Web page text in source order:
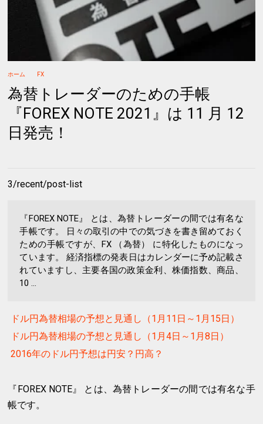
ホーム FX
為替トレーダーのための手帳
『FOREX NOTE 2021』は 11 月 12
日発売！
3/recent/post-list
『FOREX NOTE』 とは、為替トレーダーの間では有名な
手帳です。 日々の取引の中での気づきを書き留めておく
ための手帳ですが、FX （為替） に特化したものになっ
ています。 経済指標の発表日はカレンダーに予め記載さ
れていますし、主要各国の政策金利、株価指数、商品、
10 ...
ドル円為替相場の予想と見通し（1月11日～1月15日）
ドル円為替相場の予想と見通し（1月4日～1月8日）
2016年のドル円予想は円安？円高？
『FOREX NOTE』 とは、為替トレーダーの間では有名な手
帳です。